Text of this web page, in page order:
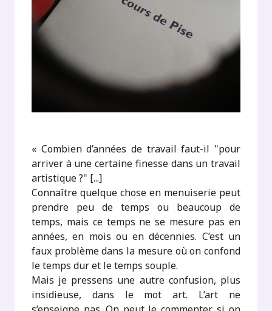
« Combien d’années de travail faut-il "pour
arriver à une certaine finesse dans un travail
artistique ?" [...]
Connaître quelque chose en menuiserie peut
prendre peu de temps ou beaucoup de
temps, mais ce temps ne se mesure pas en
années, en mois ou en décennies. C’est un
faux problème dans la mesure où on confond
le temps dur et le temps souple.
Mais je pressens une autre confusion, plus
insidieuse, dans le mot art. L’art ne